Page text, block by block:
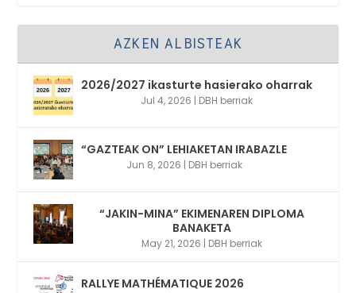
AZKEN ALBISTEAK
2026/2027 ikasturte hasierako oharrak
Jul 4, 2026 | DBH berriak
“GAZTEAK ON” LEHIAKETAN IRABAZLE
Jun 8, 2026 | DBH berriak
“JAKIN-MINA” EKIMENAREN DIPLOMA
BANAKETA
May 21, 2026 | DBH berriak
RALLYE MATHÉMATIQUE 2026